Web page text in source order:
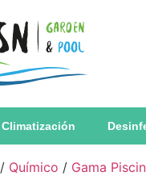
Climatización
/ Químico / Gama